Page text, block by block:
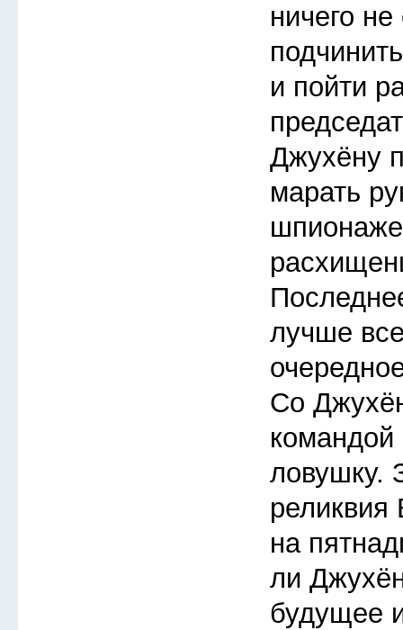
ничего
и пойти
Джухёну
марать
лучше
Со
ловушку.
реликвия
на
ли
будущее